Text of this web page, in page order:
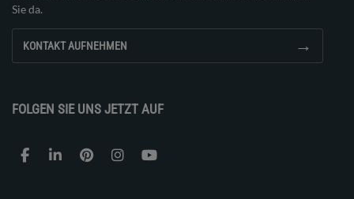
Sie da.
KONTAKT AUFNEHMEN →
FOLGEN SIE UNS JETZT AUF